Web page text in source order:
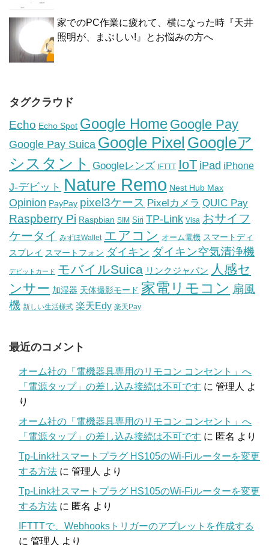
家でのPC作業に疲れて、横になった時『天井
照明が、まぶしい!』とお悩みの方へ
タグクラウド
Echo Echo Spot Google Home Google Pay
Google Pay Suica Google Pixel Googleア
シスタント Googleレンズ IFTTT IoT iPad iPhone
J-デビット Nature Remo Nest Hub Max
Opinion PayPay pixel3ケース Pixelカメラ QUIC Pay
Raspberry Pi Raspbian SIM Siri TP-Link Visa おサイフ
ケータイ みずほWallet エアコン オーム電機 スマートディ
スプレイ スマートフォン ダイキン ダイキン空気清浄機
デビットカード モバイルSuica リンクジャパン 人感セ
ンサー 加湿器 天体撮影モード 家電リモコン 扇風
機 新しい生活様式 楽天Edy 楽天Pay
最近のコメント
オーム社の「電機器具専用のリモコン コンセント」へ
「電源タップ」の差し込み接続は不可です に 管理人 よ
り
オーム社の「電機器具専用のリモコン コンセント」へ
「電源タップ」の差し込み接続は不可です に 匿名 より
Tp-Link社スマートプラグ HS105のWi-Fiルーターを変更
する方法 に 管理人 より
Tp-Link社スマートプラグ HS105のWi-Fiルーターを変更
する方法 に 匿名 より
IFTTTで、Webhooksトリガーのアプレットを作成する
に 管理人 より